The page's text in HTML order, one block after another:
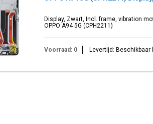
Display, Zwart, Incl. frame, vibration
OPPO A94 5G (CPH2211)
Voorraad: 0 Levertijd: Beschikbaar